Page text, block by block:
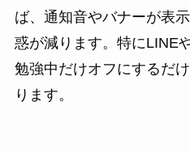
ば、通知音やバナーが表
惑が減ります。特にLINE
勉強中だけオフにするだ
ります。